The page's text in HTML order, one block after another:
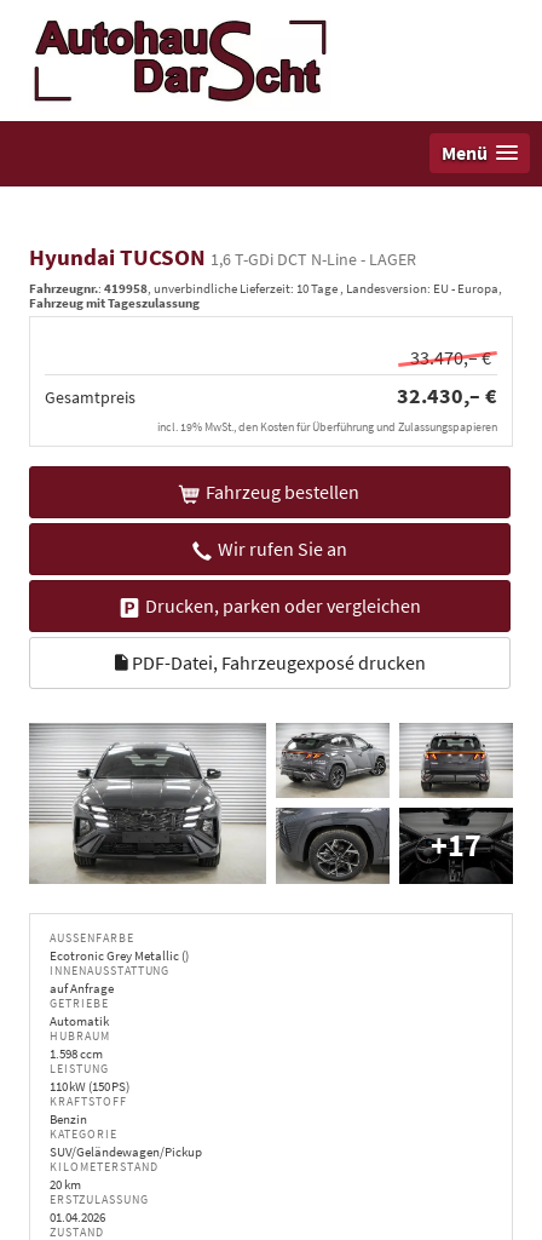
Menü
Hyundai TUCSON 1,6 T-GDi DCT N-Line - LAGER
Fahrzeugnr.: 419958 , unverbindliche Lieferzeit: 10 Tage , Landesversion: EU - Europa,
Fahrzeug mit Tageszulassung
33.470,– €
Gesamtpreis 32.430,– €
incl. 19% MwSt., den Kosten für Überführung und Zulassungspapieren
Fahrzeug bestellen
Wir rufen Sie an
Drucken, parken oder vergleichen
PDF-Datei, Fahrzeugexposé drucken
+17
AUSSENFARBE
Ecotronic Grey Metallic ()
INNENAUSSTATTUNG
auf Anfrage
GETRIEBE
Automatik
HUBRAUM
1.598 ccm
LEISTUNG
110 kW (150 PS)
KRAFTSTOFF
Benzin
KATEGORIE
SUV/Geländewagen/Pickup
KILOMETERSTAND
20 km
ERSTZULASSUNG
01.04.2026
ZUSTAND